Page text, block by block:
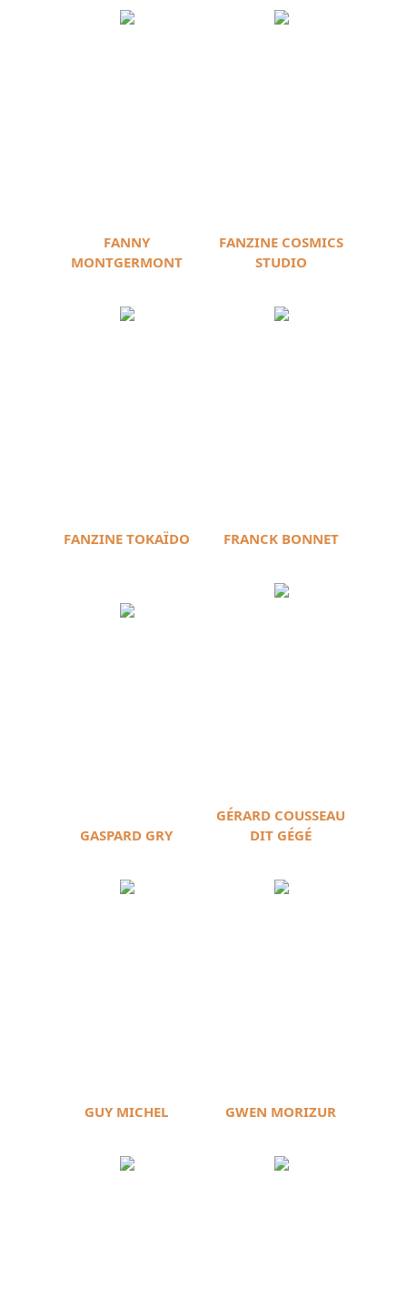
FANNY
MONTGERMONT
FANZINE COSMICS
STUDIO
FANZINE TOKAÏDO FRANCK BONNET
GASPARD GRY
GÉRARD COUSSEAU
DIT GÉGÉ
GUY MICHEL GWEN MORIZUR